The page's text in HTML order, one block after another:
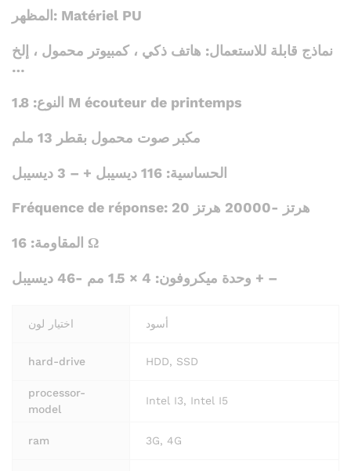
المظهر: Matériel PU
نماذج قابلة للاستعمال: هاتف ذكي ، كمبيوتر محمول ، إلخ
…
النوع: 1.8 M écouteur de printemps
مكبر صوت محمول بقطر 13 ملم
الحساسية: 116 ديسيبل + – 3 ديسيبل
Fréquence de réponse: 20 هرتز -20000 هرتز
المقاومة: 16 Ω
وحدة ميكروفون: 4 × 1.5 مم -46 ديسيبل + –
اختيار لون أسود
hard-drive HDD, SSD
processor-
model
Intel I3, Intel I5
ram 3G, 4G